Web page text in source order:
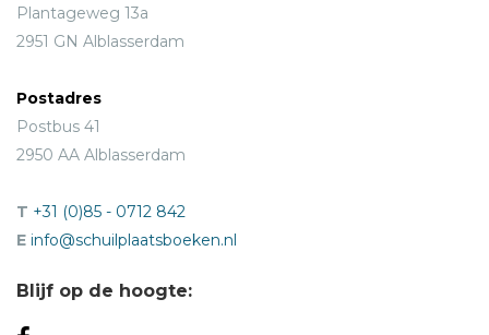
Plantageweg 13a
2951 GN Alblasserdam
Postadres
Postbus 41
2950 AA Alblasserdam
T +31 (0)85 - 0712 842
E info@schuilplaatsboeken.nl
Blijf op de hoogte: